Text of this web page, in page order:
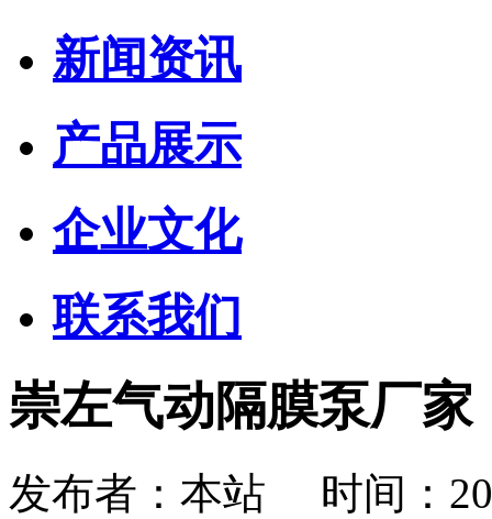
新闻资讯
产品展示
企业文化
联系我们
崇左气动隔膜泵厂
发布者：本站 时间：